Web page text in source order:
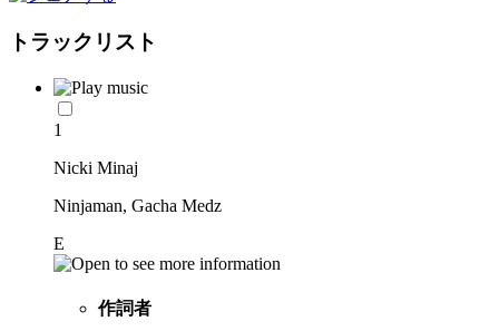
トラックリスト
1
Nicki Minaj
Ninjaman, Gacha Medz
E
作詞者